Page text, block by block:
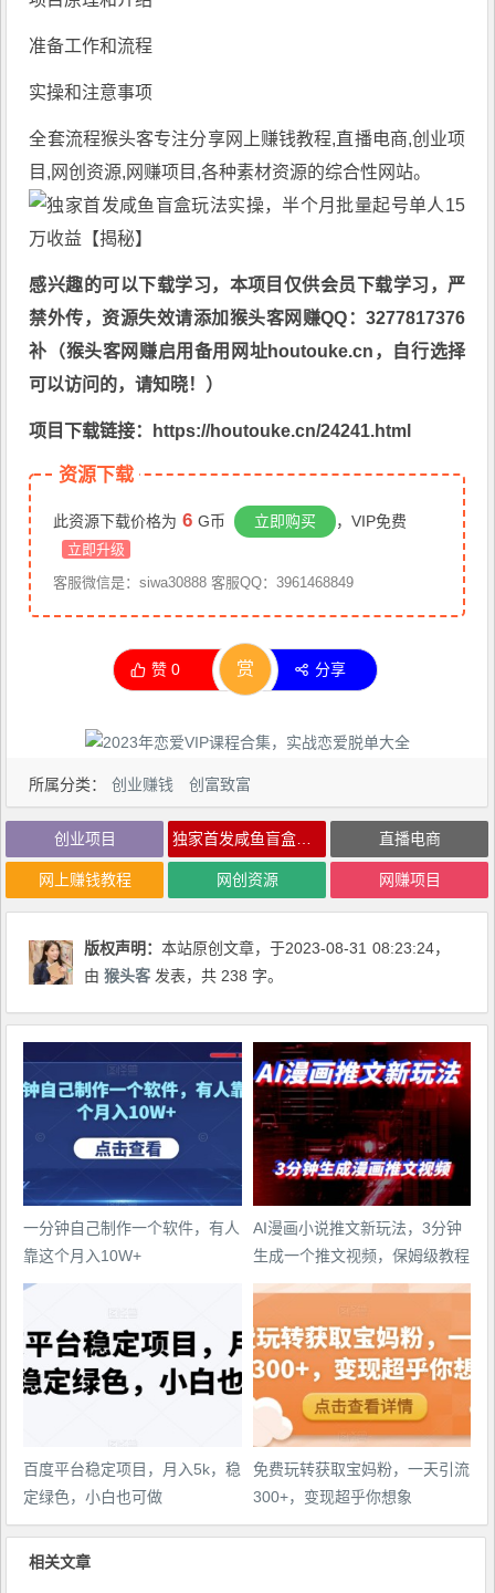
准备工作和流程
实操和注意事项
全套流程猴头客专注分享网上赚钱教程,直播电商,创业项
目,网创资源, 网赚项目 ,各种素材资源的综合性网站。
感兴趣的可以下载学习，本项目仅供会员下载学习，严
禁外传，资源失效请添加猴头客网赚QQ：3277817376
补（猴头客网赚启用备用网址houtouke.cn，自行选择
可以访问的，请知晓！）
项目下载链接：https://houtouke.cn/24241.html
资源下载
此资源下载价格为 6 G币 立即购买 ，VIP免费
立即升级
客服微信是：siwa30888 客服QQ：3961468849
赞0 赏 分享
所属分类： 创业赚钱 创富致富
创业项目 独家首发咸鱼盲盒玩法实操，半个月批量起号单人15万收益【揭秘】 直播电商
网上赚钱教程 网创资源 网赚项目
版权声明：本站原创文章，于2023-08-31 08:23:24，
由猴头客 发表，共 238 字。
一分钟自己制作一个软件，有人
靠这个月入10W+
AI漫画小说推文新玩法，3分钟
生成一个推文视频，保姆级教程
【配项目操作和软件教程】
百度平台稳定项目，月入5k，稳
定绿色，小白也可做
免费玩转获取宝妈粉，一天引流
300+，变现超乎你想象
相关文章